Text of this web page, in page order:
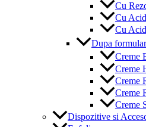
Cu
Cu
Cu
Dupa
Creme
Creme
Creme
Creme
Creme
Dispozitive si